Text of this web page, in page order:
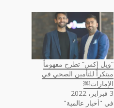
“ويل إكس” تطرح مفهوماً
مبتكراً للتأمين الصحي في
الإمارات￼
3 فبراير، 2022
في "أخبار عالمية"